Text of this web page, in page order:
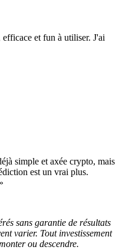
et fun à utiliser. J'ai
simple et axée crypto, mais
est un vrai plus.
sans garantie de résultats
varier. Tout investissement
ou descendre.